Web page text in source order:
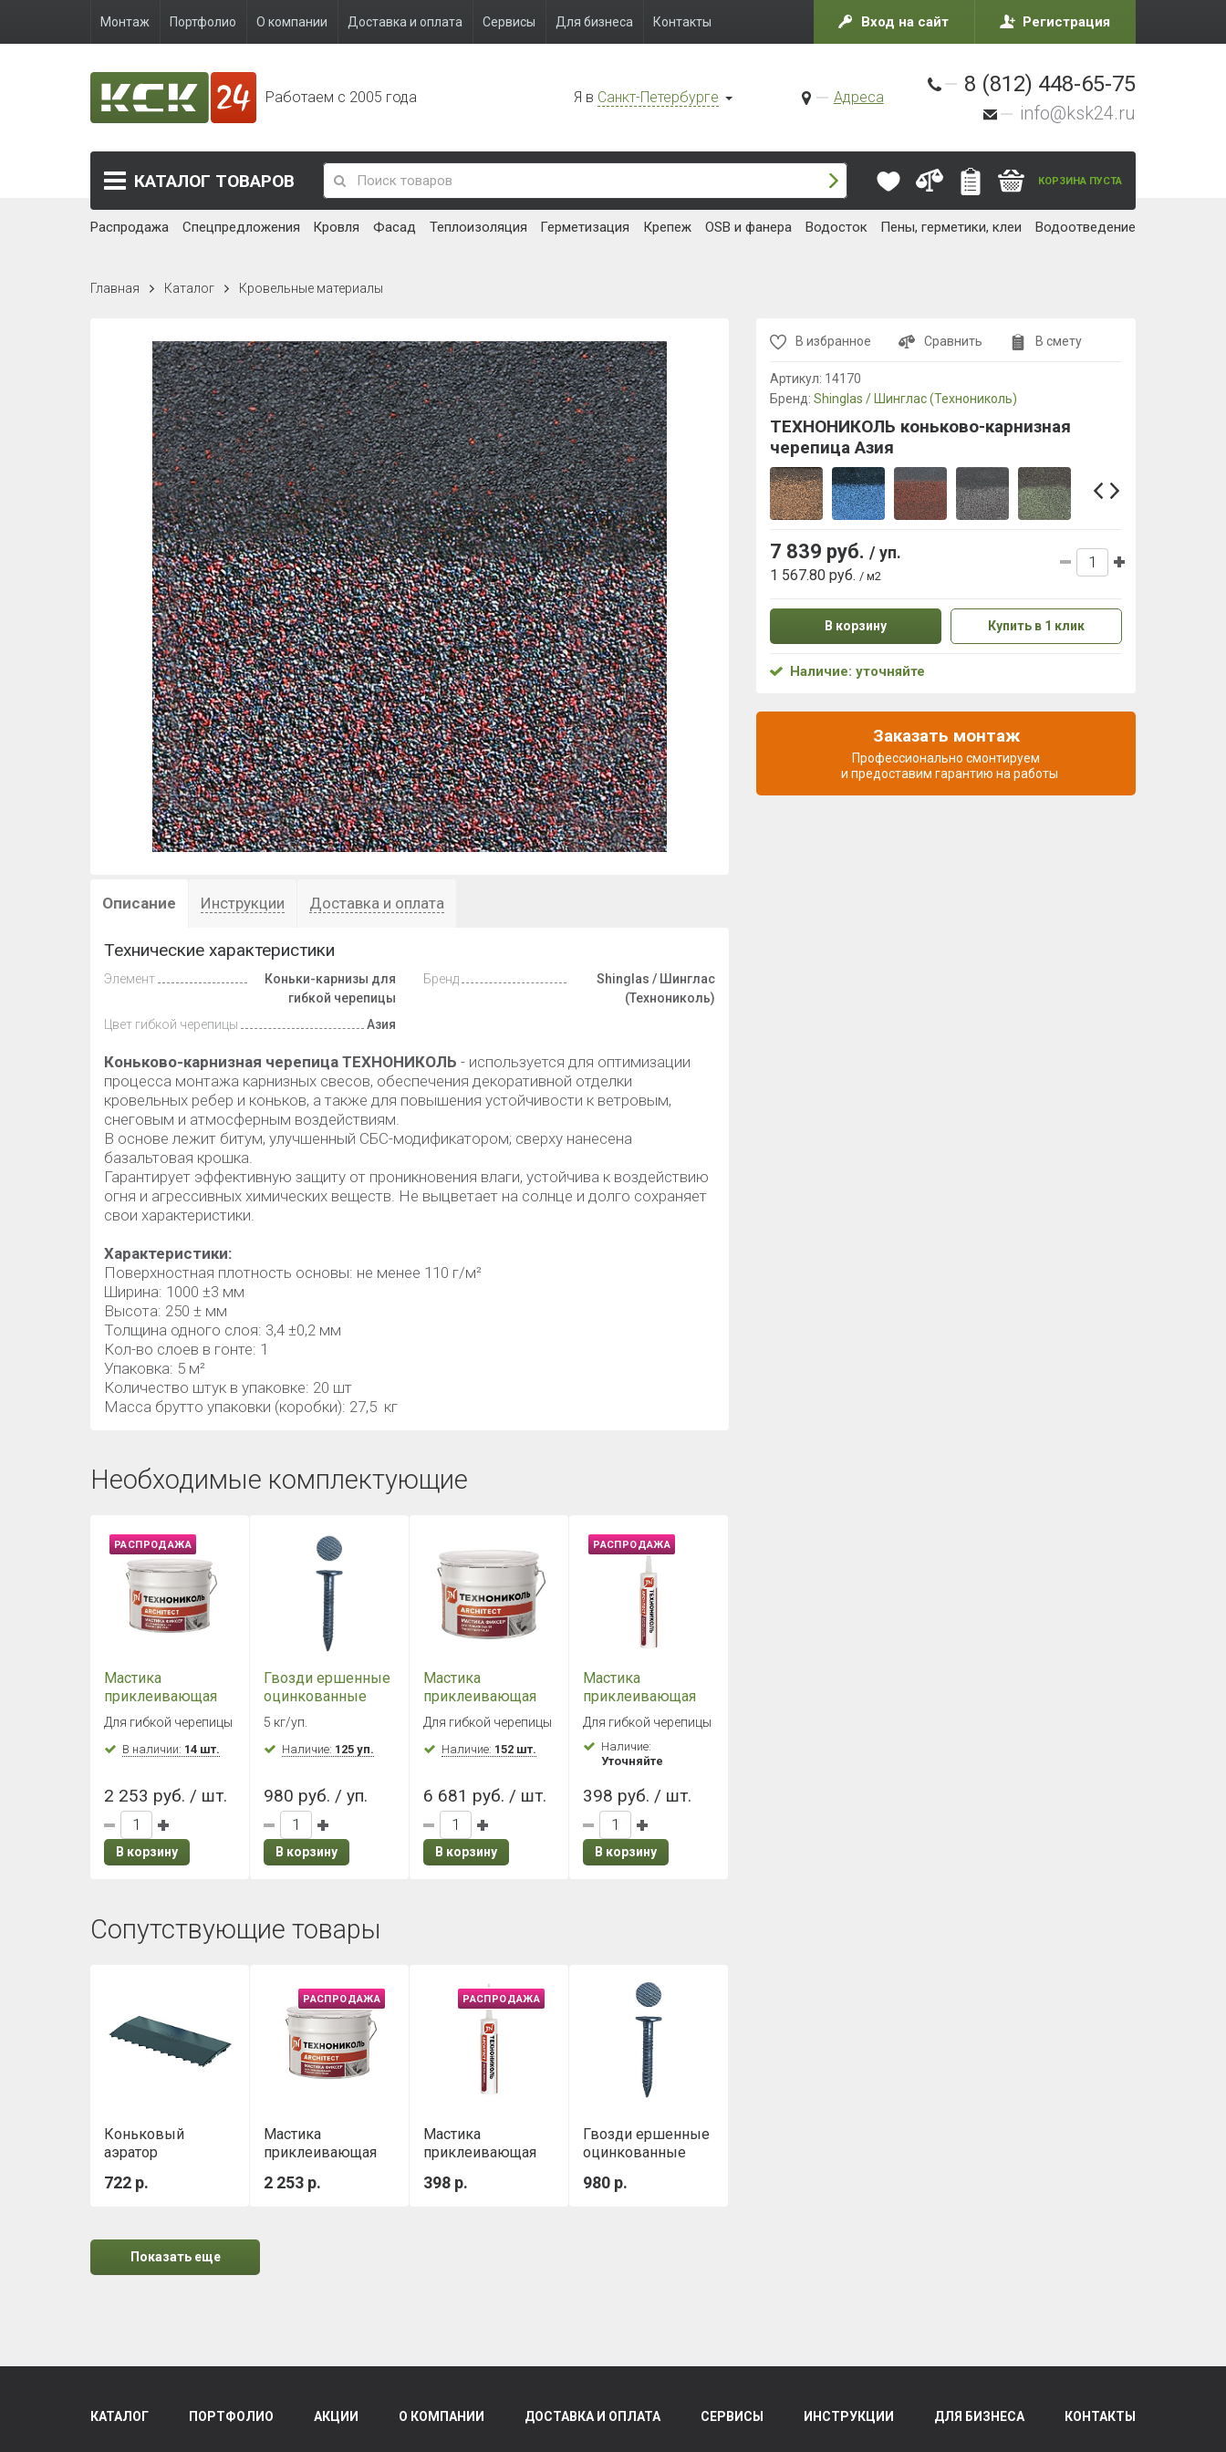
Монтаж Портфолио О компании Доставка и оплата Сервисы Для бизнеса Контакты Вход на сайт Регистрация
Работаем с 2005 года Я в Санкт-Петербурге Адреса
8 (812) 448-65-75
info@ksk24.ru
КАТАЛОГ ТОВАРОВ КОРЗИНА ПУСТА
Распродажа Спецпредложения Кровля Фасад Теплоизоляция Герметизация Крепеж OSB и фанера Водосток Пены, герметики, клеи Водоотведение
Главная Каталог Кровельные материалы
Описание Инструкции Доставка и оплата
Технические характеристики
Элемент
Коньки-карнизы для
гибкой черепицы
Цвет гибкой черепицы
Азия
Бренд
Shinglas / Шинглас
(Технониколь)
Коньково-карнизная черепица ТЕХНОНИКОЛЬ - используется для оптимизации
процесса монтажа карнизных свесов, обеспечения декоративной отделки
кровельных ребер и коньков, а также для повышения устойчивости к ветровым,
снеговым и атмосферным воздействиям.
В основе лежит битум, улучшенный СБС-модификатором; сверху нанесена
базальтовая крошка.
Гарантирует эффективную защиту от проникновения влаги, устойчива к воздействию
огня и агрессивных химических веществ. Не выцветает на солнце и долго сохраняет
свои характеристики.
Характеристики:
Поверхностная плотность основы: не менее 110 г/м²
Ширина: 1000 ±3 мм
Высота: 250 ± мм
Толщина одного слоя: 3,4 ±0,2 мм
Кол-во слоев в гонте: 1
Упаковка: 5 м²
Количество штук в упаковке: 20 шт
Масса брутто упаковки (коробки): 27,5 кг
Необходимые комплектующие
РАСПРОДАЖА
Мастика
приклеивающая
ТН №23 (Фиксер)
3,6 кг
Для гибкой черепицы
В наличии: 14 шт.
2 253 руб. / шт.
В корзину
Гвозди ершенные
оцинкованные
3,5х30 мм (5 кг./
уп.)
5 кг/уп.
Наличие: 125 уп.
980 руб. / уп.
В корзину
Мастика
приклеивающая
ТН №23 (Фиксер)
12 кг
Для гибкой черепицы
Наличие: 152 шт.
6 681 руб. / шт.
В корзину
РАСПРОДАЖА
Мастика
приклеивающая
ТН №23 (Фиксер)
Картридж 0,4 кг,
310 мл
Для гибкой черепицы
Наличие:
Уточняйте
398 руб. / шт.
В корзину
Сопутствующие товары
Коньковый
аэратор
722 р.
РАСПРОДАЖА
Мастика
приклеивающая
3,6 кг
2 253 р.
РАСПРОДАЖА
Мастика
приклеивающая
Картридж 0,4 кг,
398 р.
Гвозди ершенные
оцинкованные
уп.)
980 р.
Показать еще
В избранное Сравнить В смету
Артикул: 14170
Бренд: Shinglas / Шинглас (Технониколь)
ТЕХНОНИКОЛЬ коньково-карнизная
черепица Азия
7 839 руб. / уп.
1 567.80 руб. / м2
В корзину Купить в 1 клик
Наличие: уточняйте
Заказать монтаж
Профессионально смонтируем
и предоставим гарантию на работы
КАТАЛОГ ПОРТФОЛИО АКЦИИ О КОМПАНИИ ДОСТАВКА И ОПЛАТА СЕРВИСЫ ИНСТРУКЦИИ ДЛЯ БИЗНЕСА КОНТАКТЫ